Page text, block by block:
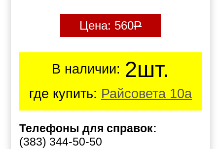
Цена: 560Р
В наличии: 2шт.
где купить: Райсовета 10а
Телефоны для справок:
(383) 344-50-50